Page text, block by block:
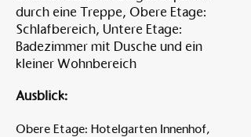
durch eine Treppe, Obere Etage:
Schlafbereich, Untere Etage:
Badezimmer mit Dusche und ein
kleiner Wohnbereich
Ausblick:
Obere Etage: Hotelgarten Innenhof,